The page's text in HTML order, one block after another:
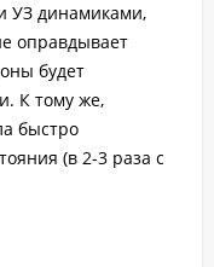
УЗ динамиками,
оправдывает
будет
К тому же,
быстро
(в 2-3 раза с